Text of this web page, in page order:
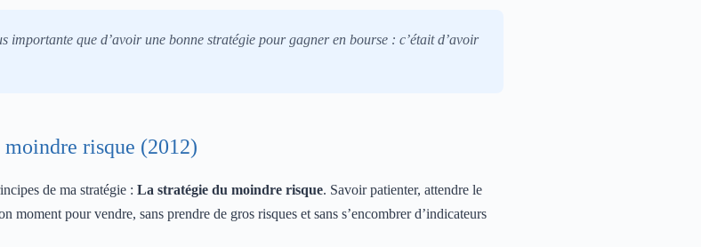
importante que d’avoir une bonne stratégie pour gagner en bourse : c’était d’avoir
risque (2012)
de ma stratégie : La stratégie du moindre risque. Savoir patienter, attendre le
moment pour vendre, sans prendre de gros risques et sans s’encombrer d’indicateurs